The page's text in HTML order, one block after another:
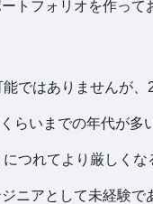
トフォリオを作って
ではありませんが
らいまでの年代が多
つれてより厳しくな
ニアとして未経験